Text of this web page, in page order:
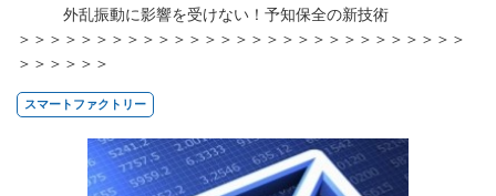
外乱振動に影響を受けない！予知保全の新技術
＞＞＞＞＞＞＞＞＞＞＞＞＞＞＞＞＞＞＞＞＞＞＞＞＞＞＞＞＞
＞＞＞＞＞＞
スマートファクトリー